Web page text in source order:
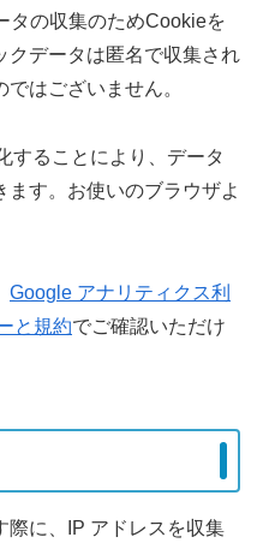
タの収集のためCookieを
クデータは匿名で収集され
はございません。
することにより、データ
す。お使いのブラウザよ
Google アナリティクス利
と規約でご確認いただけ
際に、IP アドレスを収集